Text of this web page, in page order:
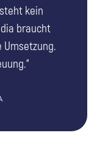
kein
braucht
Umsetzung.